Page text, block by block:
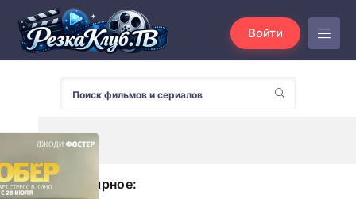
Войти
Популярное: